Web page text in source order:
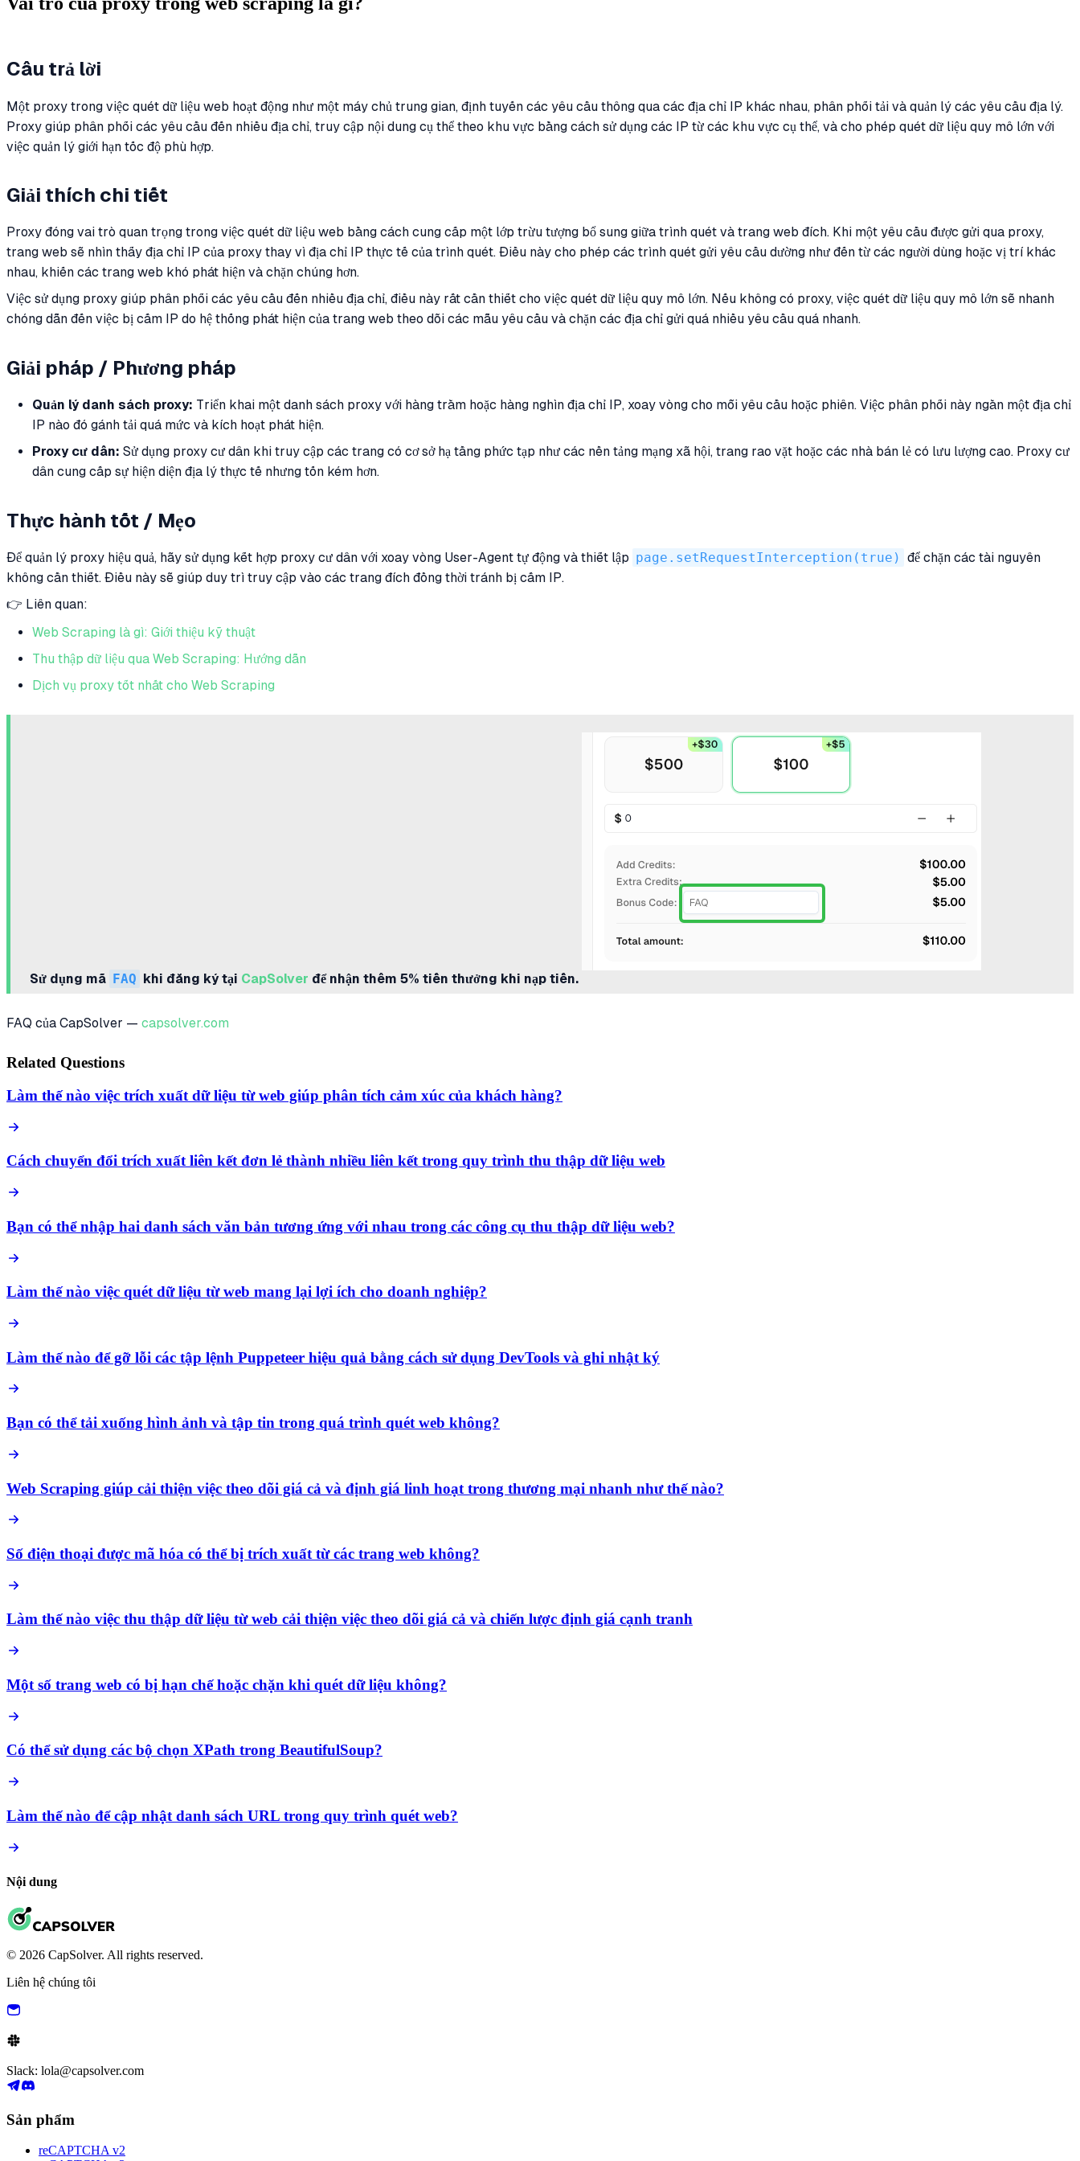
Câu trả lời
Một proxy trong việc quét dữ liệu web hoạt động như một máy chủ trung gian, định tuyến các yêu cầu thông qua các địa chỉ IP khác nhau, phân phối tải và quản lý các yêu cầu địa lý.
Proxy giúp phân phối các yêu cầu đến nhiều địa chỉ, truy cập nội dung cụ thể theo khu vực bằng cách sử dụng các IP từ các khu vực cụ thể, và cho phép quét dữ liệu quy mô lớn với
việc quản lý giới hạn tốc độ phù hợp.
Giải thích chi tiết
Proxy đóng vai trò quan trọng trong việc quét dữ liệu web bằng cách cung cấp một lớp trừu tượng bổ sung giữa trình quét và trang web đích. Khi một yêu cầu được gửi qua proxy,
trang web sẽ nhìn thấy địa chỉ IP của proxy thay vì địa chỉ IP thực tế của trình quét. Điều này cho phép các trình quét gửi yêu cầu dường như đến từ các người dùng hoặc vị trí khác
nhau, khiến các trang web khó phát hiện và chặn chúng hơn.
Việc sử dụng proxy giúp phân phối các yêu cầu đến nhiều địa chỉ, điều này rất cần thiết cho việc quét dữ liệu quy mô lớn. Nếu không có proxy, việc quét dữ liệu quy mô lớn sẽ nhanh
chóng dẫn đến việc bị cấm IP do hệ thống phát hiện của trang web theo dõi các mẫu yêu cầu và chặn các địa chỉ gửi quá nhiều yêu cầu quá nhanh.
Giải pháp / Phương pháp
Quản lý danh sách proxy: Triển khai một danh sách proxy với hàng trăm hoặc hàng nghìn địa chỉ IP, xoay vòng cho mỗi yêu cầu hoặc phiên. Việc phân phối này ngăn một địa chỉ
IP nào đó gánh tải quá mức và kích hoạt phát hiện.
Proxy cư dân: Sử dụng proxy cư dân khi truy cập các trang có cơ sở hạ tầng phức tạp như các nền tảng mạng xã hội, trang rao vặt hoặc các nhà bán lẻ có lưu lượng cao. Proxy cư
dân cung cấp sự hiện diện địa lý thực tế nhưng tốn kém hơn.
Thực hành tốt / Mẹo
Để quản lý proxy hiệu quả, hãy sử dụng kết hợp proxy cư dân với xoay vòng User-Agent tự động và thiết lập page.setRequestInterception(true) để chặn các tài nguyên
không cần thiết. Điều này sẽ giúp duy trì truy cập vào các trang đích đồng thời tránh bị cấm IP.
👉 Liên quan:
Web Scraping là gì: Giới thiệu kỹ thuật
Thu thập dữ liệu qua Web Scraping: Hướng dẫn
Dịch vụ proxy tốt nhất cho Web Scraping
Sử dụng mã FAQ khi đăng ký tại CapSolver để nhận thêm 5% tiền thưởng khi nạp tiền.
FAQ của CapSolver — capsolver.com
Related Questions
Làm thế nào việc trích xuất dữ liệu từ web giúp phân tích cảm xúc của khách hàng?
Cách chuyển đổi trích xuất liên kết đơn lẻ thành nhiều liên kết trong quy trình thu thập dữ liệu web
Bạn có thể nhập hai danh sách văn bản tương ứng với nhau trong các công cụ thu thập dữ liệu web?
Làm thế nào việc quét dữ liệu từ web mang lại lợi ích cho doanh nghiệp?
Làm thế nào để gỡ lỗi các tập lệnh Puppeteer hiệu quả bằng cách sử dụng DevTools và ghi nhật ký
Bạn có thể tải xuống hình ảnh và tập tin trong quá trình quét web không?
Web Scraping giúp cải thiện việc theo dõi giá cả và định giá linh hoạt trong thương mại nhanh như thế nào?
Số điện thoại được mã hóa có thể bị trích xuất từ các trang web không?
Làm thế nào việc thu thập dữ liệu từ web cải thiện việc theo dõi giá cả và chiến lược định giá cạnh tranh
Một số trang web có bị hạn chế hoặc chặn khi quét dữ liệu không?
Có thể sử dụng các bộ chọn XPath trong BeautifulSoup?
Làm thế nào để cập nhật danh sách URL trong quy trình quét web?
Nội dung
© 2026 CapSolver. All rights reserved.
Liên hệ chúng tôi
Slack: lola@capsolver.com
Sản phẩm
reCAPTCHA v2